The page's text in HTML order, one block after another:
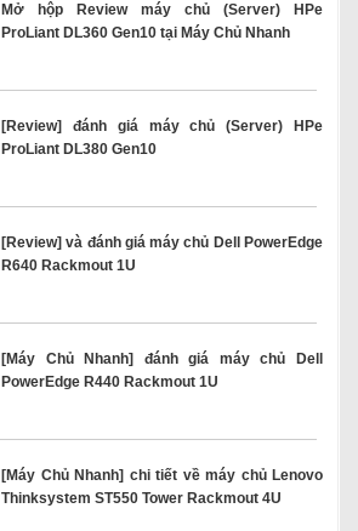
Mở hộp Review máy chủ (Server) HPe
ProLiant DL360 Gen10 tại Máy Chủ Nhanh
[Review] đánh giá máy chủ (Server) HPe
ProLiant DL380 Gen10
[Review] và đánh giá máy chủ Dell PowerEdge
R640 Rackmout 1U
[Máy Chủ Nhanh] đánh giá máy chủ Dell
PowerEdge R440 Rackmout 1U
[Máy Chủ Nhanh] chi tiết về máy chủ Lenovo
Thinksystem ST550 Tower Rackmout 4U